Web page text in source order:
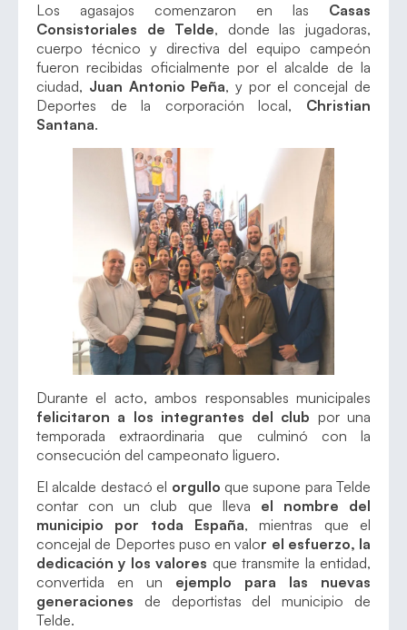
Los agasajos comenzaron en las Casas
Consistoriales de Telde, donde las jugadoras,
cuerpo técnico y directiva del equipo campeón
fueron recibidas oficialmente por el alcalde de la
ciudad, Juan Antonio Peña, y por el concejal de
Deportes de la corporación local, Christian
Santana.
Durante el acto, ambos responsables municipales
felicitaron a los integrantes del club por una
temporada extraordinaria que culminó con la
consecución del campeonato liguero.
El alcalde destacó el orgullo que supone para Telde
contar con un club que lleva el nombre del
municipio por toda España, mientras que el
concejal de Deportes puso en valor el esfuerzo, la
dedicación y los valores que transmite la entidad,
convertida en un ejemplo para las nuevas
generaciones de deportistas del municipio de
Telde.